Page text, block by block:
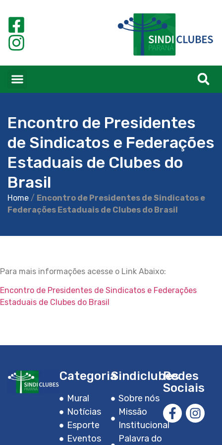
Encontro de Presidentes
de Sindicatos e Federações
Estaduais de Clubes do
Brasil
Home / Encontro de Presidentes de Sindicatos e
Federações Estaduais de Clubes do Brasil
Para mais informações acesse o Link Abaixo:
Encontro de Presidentes de Sindicatos e Federações
Estaduais de Clubes do Brasil
Categoria
Mural
Notícias
Esporte
Eventos
Sindiclubes
Sobre nós
Missão
Institucional
Palavra do
Redes
Sociais